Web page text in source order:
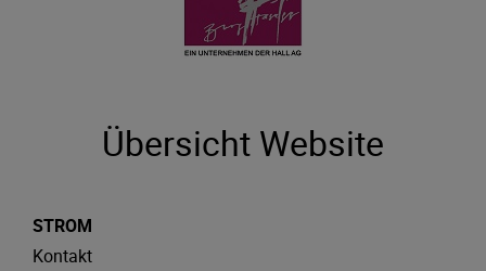
Übersicht Website
STROM
Kontakt